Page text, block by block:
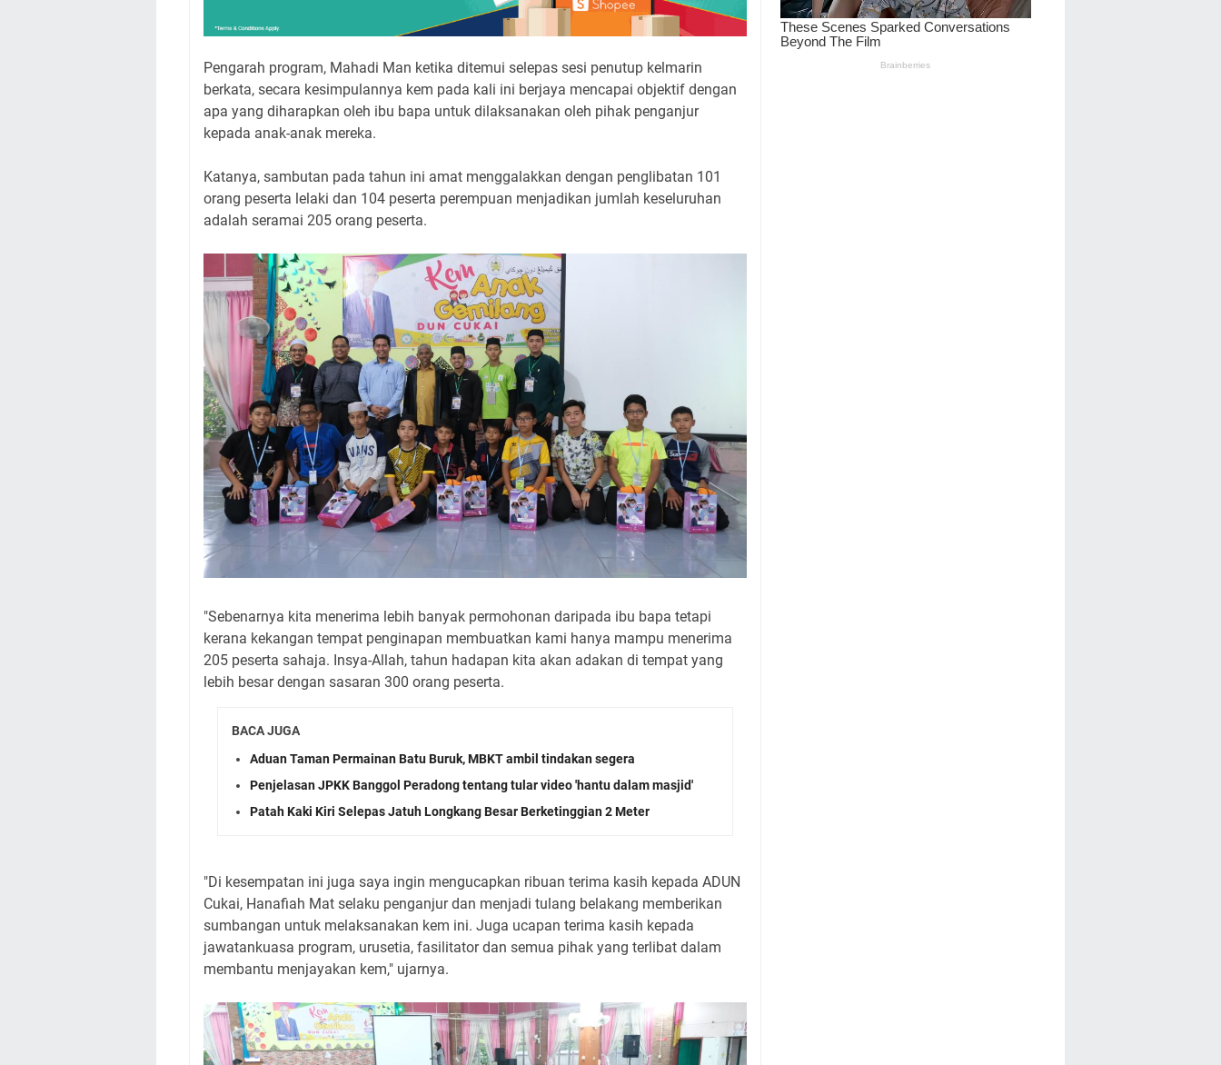
Pengarah program, Mahadi Man ketika ditemui selepas sesi penutup kelmarin
berkata, secara kesimpulannya kem pada kali ini berjaya mencapai objektif dengan
apa yang diharapkan oleh ibu bapa untuk dilaksanakan oleh pihak penganjur
kepada anak-anak mereka.
Katanya, sambutan pada tahun ini amat menggalakkan dengan penglibatan 101
orang peserta lelaki dan 104 peserta perempuan menjadikan jumlah keseluruhan
adalah seramai 205 orang peserta.
"Sebenarnya kita menerima lebih banyak permohonan daripada ibu bapa tetapi
kerana kekangan tempat penginapan membuatkan kami hanya mampu menerima
205 peserta sahaja. Insya-Allah, tahun hadapan kita akan adakan di tempat yang
lebih besar dengan sasaran 300 orang peserta.
BACA JUGA
Aduan Taman Permainan Batu Buruk, MBKT ambil tindakan segera
Penjelasan JPKK Banggol Peradong tentang tular video 'hantu dalam masjid'
Patah Kaki Kiri Selepas Jatuh Longkang Besar Berketinggian 2 Meter
"Di kesempatan ini juga saya ingin mengucapkan ribuan terima kasih kepada ADUN
Cukai, Hanafiah Mat selaku penganjur dan menjadi tulang belakang memberikan
sumbangan untuk melaksanakan kem ini. Juga ucapan terima kasih kepada
jawatankuasa program, urusetia, fasilitator dan semua pihak yang terlibat dalam
membantu menjayakan kem," ujarnya.